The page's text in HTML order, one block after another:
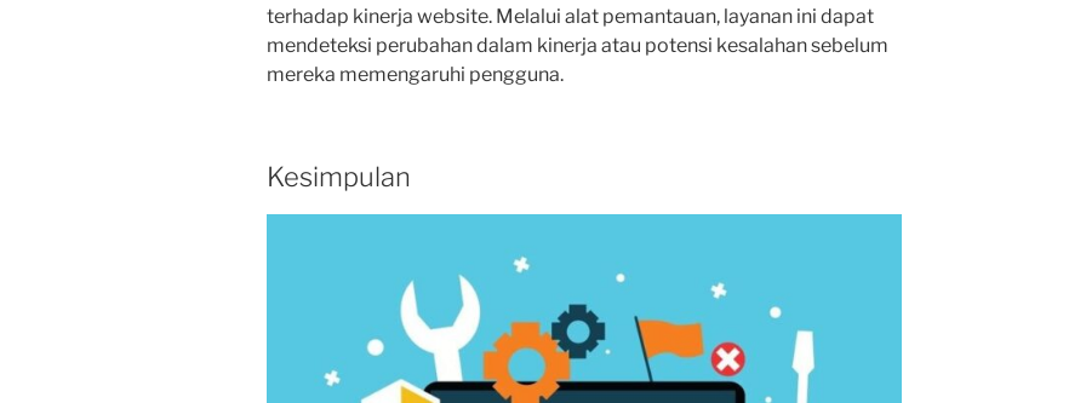
terhadap kinerja website. Melalui alat pemantauan, layanan ini dapat
mendeteksi perubahan dalam kinerja atau potensi kesalahan sebelum
mereka memengaruhi pengguna.
Kesimpulan